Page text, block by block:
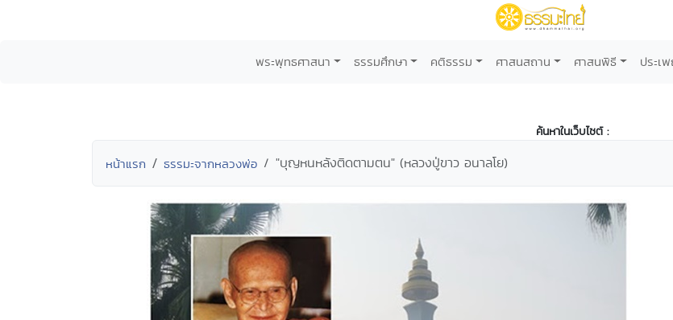
พระพุทธศาสนา ธรรมศึกษา คติธรรม ศาสนสถาน ศาสนพิธี ประเ
ค้นหาในเว็บไซต์ :
หน้าแรก ธรรมะจากหลวงพ่อ "บุญหนหลังติดตามตน" (หลวงปู่ขาว อนาลโย)